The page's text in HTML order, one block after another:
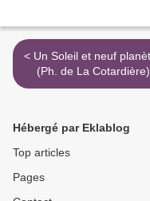
< Un Soleil et neuf planètes
(Ph. de La Cotardière)
Hébergé par Eklablog
Top articles
Pages